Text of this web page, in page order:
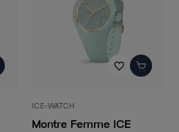
favorite_border
ICE-WATCH
Montre Femme ICE